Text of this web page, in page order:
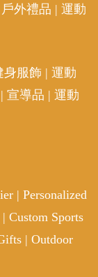
戶外禮品 | 運動
身服飾 | 運動
| 宣導品 | 運動
| Personalized
| Custom Sports
| Outdoor